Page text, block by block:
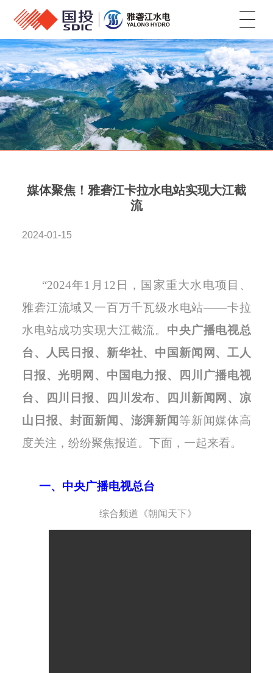
菜单
媒体聚焦！雅砻江卡拉水电站实现大江截
流
2024-01-15
“2024年1月12日，国家重大水电项目、
雅砻江流域又一百万千瓦级水电站——卡拉
水电站成功实现大江截流。 中央广播电视总
台、人民日报、新华社、中国新闻网、工人
日报、光明网、中国电力报、四川广播电视
台、四川日报、四川发布、四川新闻网、凉
山日报、封面新闻、澎湃新闻等新闻媒体高
度关注，纷纷聚焦报道。下面，一起来看。
一、中央广播电视总台
综合频道《朝闻天下》